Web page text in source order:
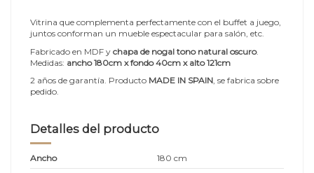
Vitrina que complementa perfectamente con el buffet a juego,
juntos conforman un mueble espectacular para salón, etc.
Fabricado en MDF y chapa de nogal tono natural oscuro.
Medidas: ancho 180cm x fondo 40cm x alto 121cm
2 años de garantía. Producto MADE IN SPAIN, se fabrica sobre
pedido.
Detalles del producto
Ancho
180 cm